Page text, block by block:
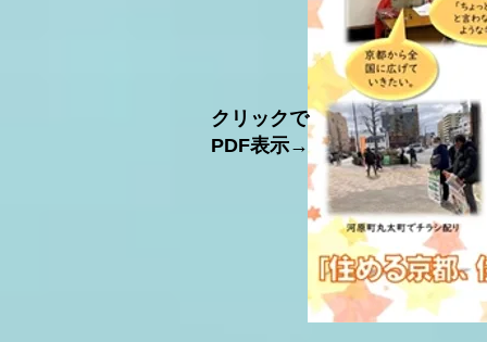
​クリックで
PDF表示→